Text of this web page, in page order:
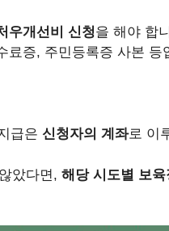
우개선비 신청을 해야 합
료증, 주민등록증 사본 등
급은 신청자의 계좌로 이
았다면, 해당 시도별 보육